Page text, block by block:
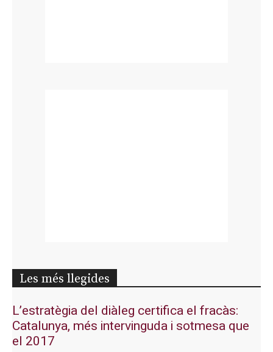
Les més llegides
L’estratègia del diàleg certifica el fracàs:
Catalunya, més intervinguda i sotmesa que
el 2017